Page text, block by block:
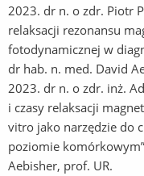
2023. dr n. o zdr. Piotr
relaksacji rezonansu
fotodynamicznej w
dr hab. n. med. David
2023. dr n. o zdr. inż.
i czasy relaksacji
vitro jako narzędzie do
poziomie
Aebisher, prof. UR.